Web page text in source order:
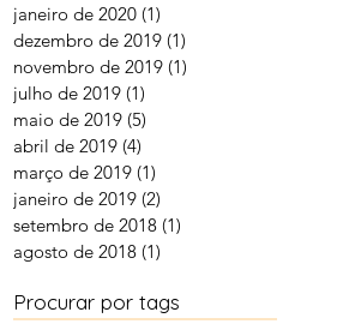
janeiro de 2020 (1)
dezembro de 2019 (1)
novembro de 2019 (1)
julho de 2019 (1)
maio de 2019 (5)
abril de 2019 (4)
março de 2019 (1)
janeiro de 2019 (2)
setembro de 2018 (1)
agosto de 2018 (1)
Procurar por tags